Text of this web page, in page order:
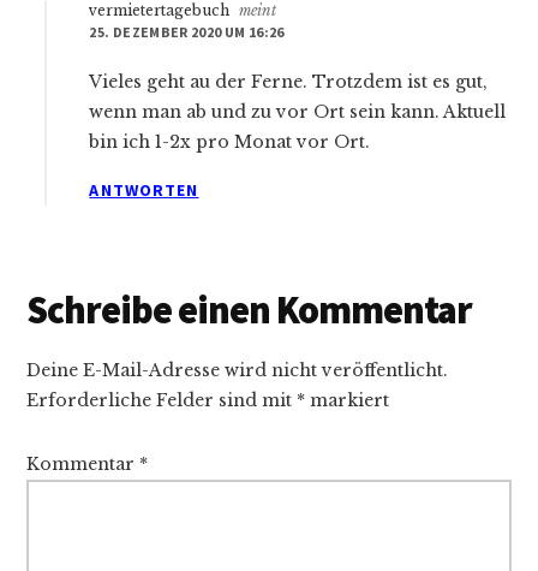
vermietertagebuch meint
25. DEZEMBER 2020 UM 16:26
Vieles geht au der Ferne. Trotzdem ist es gut,
wenn man ab und zu vor Ort sein kann. Aktuell
bin ich 1-2x pro Monat vor Ort.
ANTWORTEN
Schreibe einen Kommentar
Deine E-Mail-Adresse wird nicht veröffentlicht.
Erforderliche Felder sind mit * markiert
Kommentar *